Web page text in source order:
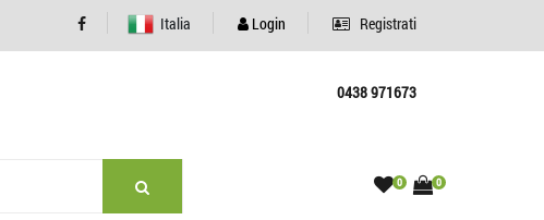
Italia Login Registrati
0438 971673
0 0